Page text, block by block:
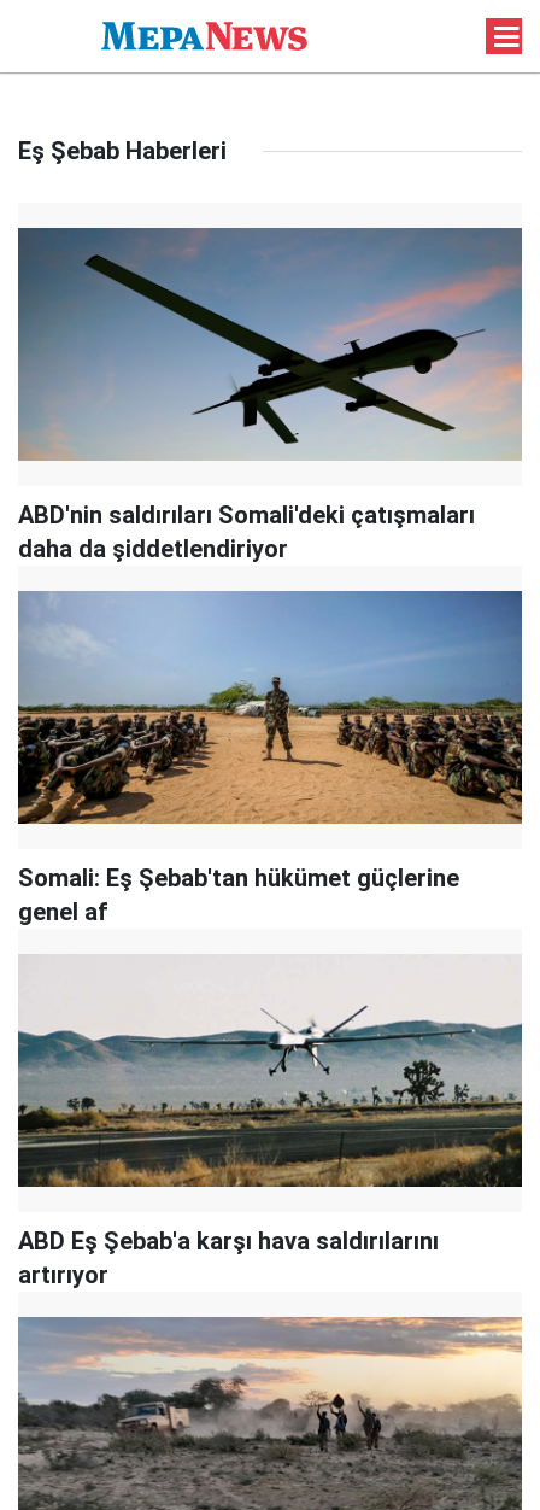
Eş Şebab Haberleri
ABD'nin saldırıları Somali'deki çatışmaları
daha da şiddetlendiriyor
Somali: Eş Şebab'tan hükümet güçlerine
genel af
ABD Eş Şebab'a karşı hava saldırılarını
artırıyor